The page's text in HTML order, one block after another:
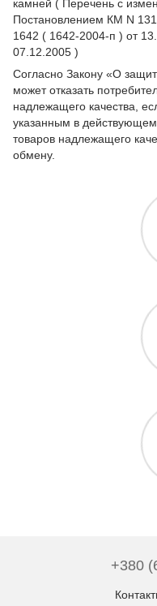
камней ( Перечень с
Постановлением КМ N
1642 ( 1642-2004-п ) от
07.12.2005 )
Согласно Закону «О
может отказать
надлежащего качества,
указанным в действующем
товаров надлежащего
обмену.
+380